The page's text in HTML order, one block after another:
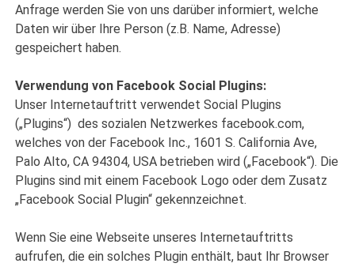
Anfrage werden Sie von uns darüber informiert, welche
Daten wir über Ihre Person (z.B. Name, Adresse)
gespeichert haben.
Verwendung von Facebook Social Plugins:
Unser Internetauftritt verwendet Social Plugins
(„Plugins“) des sozialen Netzwerkes facebook.com,
welches von der Facebook Inc., 1601 S. California Ave,
Palo Alto, CA 94304, USA betrieben wird („Facebook“). Die
Plugins sind mit einem Facebook Logo oder dem Zusatz
„Facebook Social Plugin“ gekennzeichnet.
Wenn Sie eine Webseite unseres Internetauftritts
aufrufen, die ein solches Plugin enthält, baut Ihr Browser